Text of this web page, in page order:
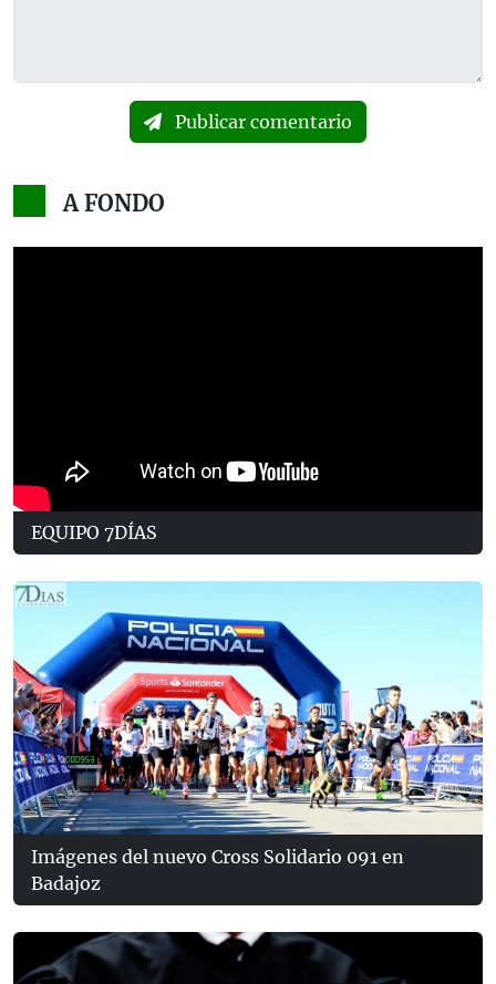
Publicar comentario
A FONDO
EQUIPO 7DÍAS
Imágenes del nuevo Cross Solidario 091 en
Badajoz